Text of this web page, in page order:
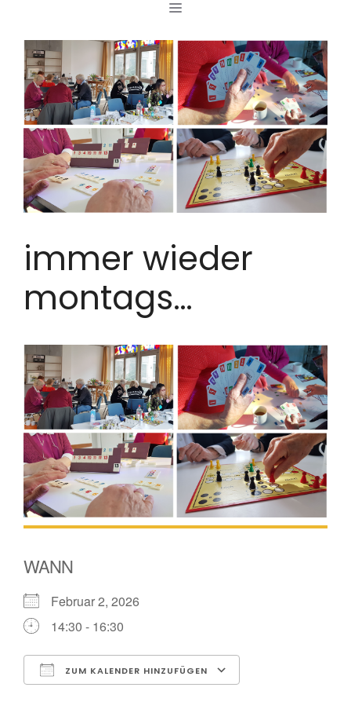
springen
MENÜ
immer wieder
montags…
WANN
Februar 2, 2026
14:30 - 16:30
ZUM KALENDER HINZUFÜGEN